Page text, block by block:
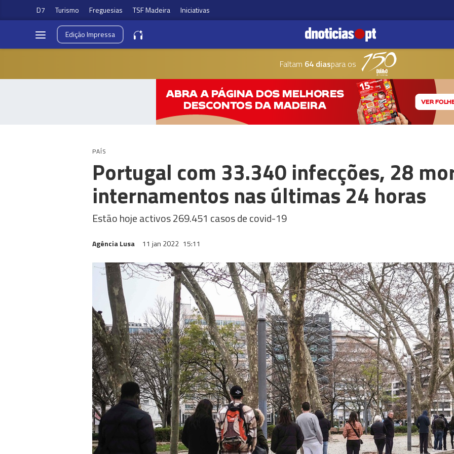
D7 Turismo Freguesias TSF Madeira Iniciativas
EdiçãoImpressa
Faltam 64 diaspara os
PAÍS
Portugal com 33.340 infecções, 28
internamentos nas últimas 24 horas
Estão hoje activos 269.451 casos de covid-19
Agência Lusa 11 jan 2022 15:11